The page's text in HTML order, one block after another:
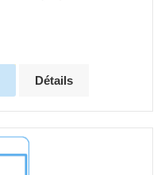
Détails